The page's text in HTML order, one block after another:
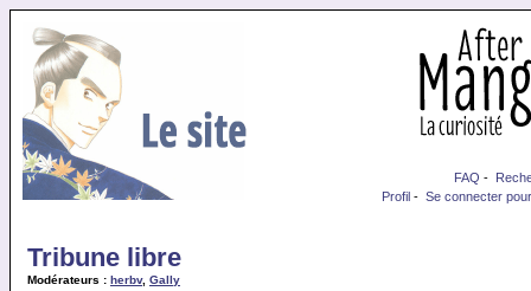
FAQ -
Profil - Se connecter
Tribune libre
Modérateurs : herbv, Gally